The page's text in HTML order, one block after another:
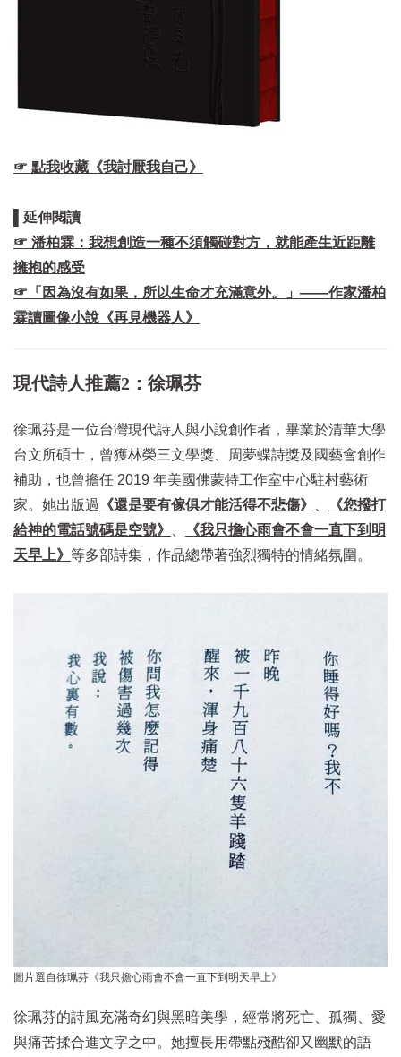
☞ 點我收藏《我討厭我自己》
▌延伸閱讀
☞ 潘柏霖：我想創造一種不須觸碰對方，就能產生近距離
擁抱的感受
☞「因為沒有如果，所以生命才充滿意外。」——作家潘柏
霖讀圖像小說《再見機器人》
現代詩人推薦2：徐珮芬
徐珮芬是一位台灣現代詩人與小說創作者，畢業於清華大學
台文所碩士，曾獲林榮三文學獎、周夢蝶詩獎及國藝會創作
補助，也曾擔任 2019 年美國佛蒙特工作室中心駐村藝術
家。她出版過
《還是要有傢俱才能活得不悲傷》
《您撥打
給神的電話號碼是空號》
《我只擔心雨會不會一直下到明
天早上》 等多部詩集，作品總帶著強烈獨特的情緒氛圍。
圖片選自徐珮芬《我只擔心雨會不會一直下到明天早上》
徐珮芬的詩風充滿奇幻與黑暗美學，經常將死亡、孤獨、愛
與痛苦揉合進文字之中。她擅長用帶點殘酷卻又幽默的語